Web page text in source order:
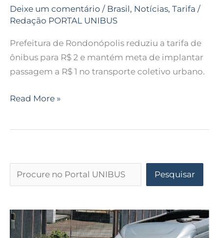
Deixe um comentário / Brasil, Notícias, Tarifa /
Redação PORTAL UNIBUS
Prefeitura de Rondonópolis reduziu a tarifa de
ônibus para R$ 2 e mantém meta de implantar
passagem a R$ 1 no transporte coletivo urbano.
Read More »
Pesquisar